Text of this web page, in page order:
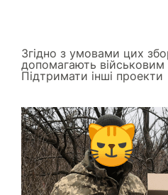
Згідно з умовами цих
допомагають
Підтримати інші проекти